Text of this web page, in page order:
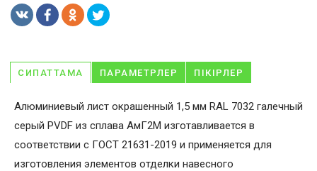
СИПАТТАМА ПАРАМЕТРЛЕР ПІКІРЛЕР
Алюминиевый лист окрашенный 1,5 мм RAL 7032 галечный
серый PVDF из сплава АмГ2М изготавливается в
соответствии с ГОСТ 21631-2019 и применяется для
изготовления элементов отделки навесного